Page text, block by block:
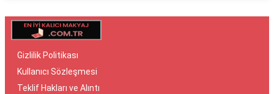
Gizlilik Politikası
Kullanıcı Sözleşmesi
Teklif Hakları ve Alıntı